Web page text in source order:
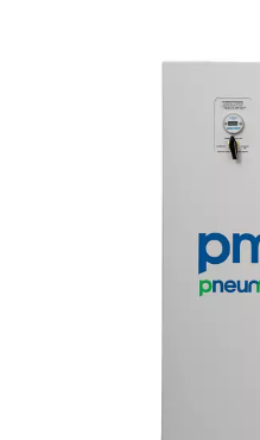
Construído com um
móveis, o PMNG 1-3
manutenção mínima,
Instalação
O design fechado tudo